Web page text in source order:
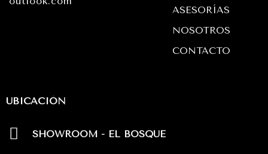
p
ASESORÍAS
NOSOTROS
CONTACTO
UBICACIÓN
SHOWROOM - EL BOSQUE